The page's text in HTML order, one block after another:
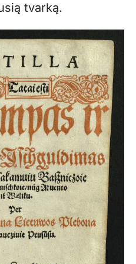
tvarką.